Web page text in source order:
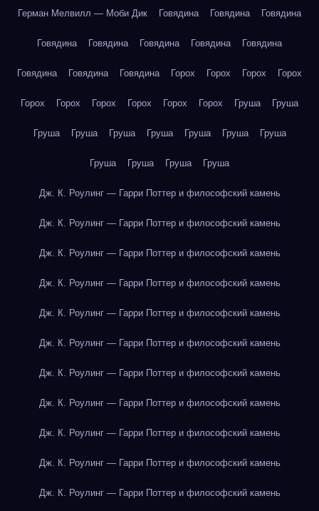
Герман Мелвилл — Моби Дик Говядина Говядина Говядина
Говядина Говядина Говядина Говядина Говядина
Говядина Говядина Говядина Горох Горох Горох Горох
Горох Горох Горох Горох Горох Горох Груша Груша
Груша Груша Груша Груша Груша Груша Груша
Груша Груша Груша Груша
Дж. К. Роулинг — Гарри Поттер и философский камень
Дж. К. Роулинг — Гарри Поттер и философский камень
Дж. К. Роулинг — Гарри Поттер и философский камень
Дж. К. Роулинг — Гарри Поттер и философский камень
Дж. К. Роулинг — Гарри Поттер и философский камень
Дж. К. Роулинг — Гарри Поттер и философский камень
Дж. К. Роулинг — Гарри Поттер и философский камень
Дж. К. Роулинг — Гарри Поттер и философский камень
Дж. К. Роулинг — Гарри Поттер и философский камень
Дж. К. Роулинг — Гарри Поттер и философский камень
Дж. К. Роулинг — Гарри Поттер и философский камень